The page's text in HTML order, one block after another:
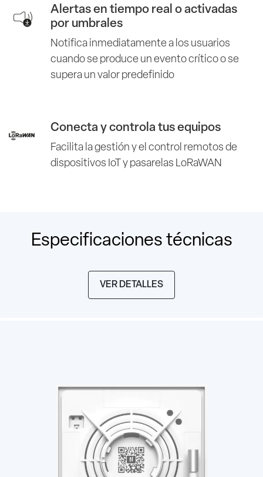
Alertas en tiempo real o activadas
por umbrales
Notifica inmediatamente a los usuarios
cuando se produce un evento crítico o se
supera un valor predefinido
Conecta y controla tus equipos
Facilita la gestión y el control remotos de
dispositivos IoT y pasarelas LoRaWAN
Especificaciones técnicas
VER DETALLES